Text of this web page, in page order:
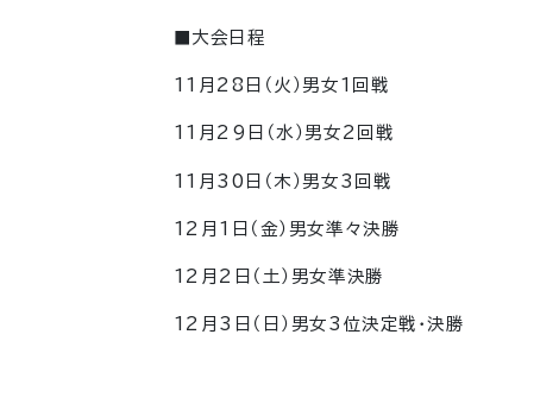
■大会日程
11月28日（火）男女1回戦
11月29日（水）男女2回戦
11月30日（木）男女3回戦
12月1日（金）男女準々決勝
12月2日（土）男女準決勝
12月3日（日）男女3位決定戦・決勝